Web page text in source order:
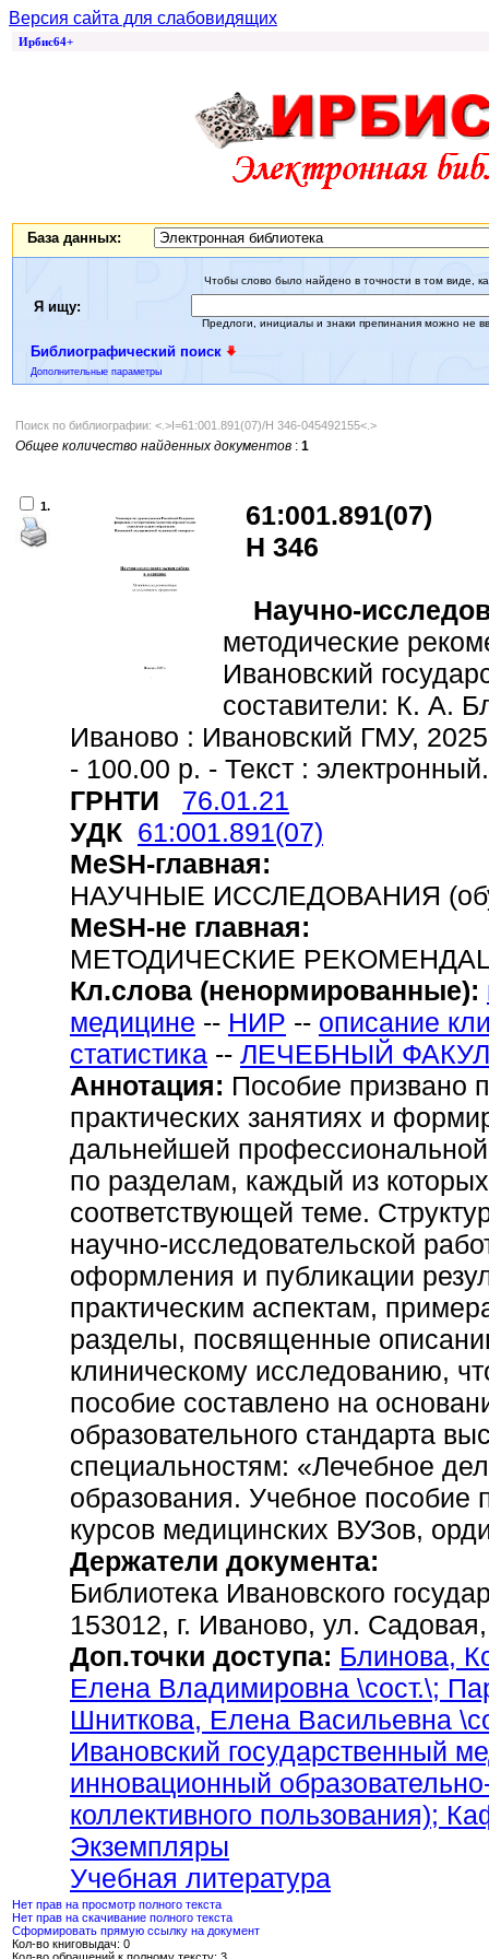
Версия сайта для слабовидящих
Ирбис64+
База данных:
Я ищу:
Чтобы слово было найдено в точности в том виде,
Предлоги, инициалы и знаки препинания можно не
Библиографический поиск
Дополнительные параметры
Поиск по библиографии: <.>I=61:001.891(07)/Н 346-045492155<.>
Общее количество найденных документов : 1
1.
61:001.891(07)
Н 346
Научно-
методические
Ивановский
составители: К. А.
Иваново : Ивановский ГМУ,
- 100.00 р. - Текст : электронный.
ГРНТИ
76.01.21
УДК 61:001.891(07)
MeSH-главная:
НАУЧНЫЕ ИССЛЕДОВАНИЯ
MeSH-не главная:
МЕТОДИЧЕСКИЕ
Кл.слова (ненормированные):
медицине -- НИР -- описание
статистика -- ЛЕЧЕБНЫЙ
Аннотация: Пособие призвано
практических занятиях и
дальнейшей профессиональной
по разделам, каждый из
соответствующей теме.
научно-исследовательской
оформления и публикации
практическим аспектам,
разделы, посвященные
клиническому исследованию,
пособие составлено на
образовательного стандарта
специальностям: «Лечебное
образования. Учебное пособие
курсов медицинских ВУЗов,
Держатели документа:
Библиотека Ивановского
153012, г. Иваново, ул.
Доп.точки доступа: Блинова,
Елена Владимировна \сост.\;
Шниткова, Елена Васильевна
Ивановский государственный
инновационный
коллективного пользования);
Экземпляры
Учебная литература
Нет прав на просмотр полного текста
Нет прав на скачивание полного текста
Сформировать прямую ссылку на документ
Кол-во книговыдач: 0